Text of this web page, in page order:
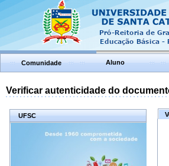
Comunidade Aluno
Verificar autenticidade do
UFSC